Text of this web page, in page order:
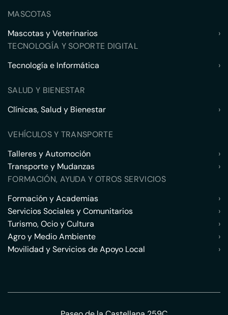
MASCOTAS
Mascotas y Veterinarios
›
TECNOLOGÍA Y SOPORTE DIGITAL
Tecnología e Informática
›
SALUD Y BIENESTAR
Clínicas, Salud y Bienestar
›
VEHÍCULOS Y TRANSPORTE
Talleres y Automoción
›
Transporte y Mudanzas
›
FORMACIÓN, AYUDA Y OTROS SERVICIOS
Formación y Academias
›
Servicios Sociales y Comunitarios
›
Turismo, Ocio y Cultura
›
Agro y Medio Ambiente
›
Movilidad y Servicios de Apoyo Local
›